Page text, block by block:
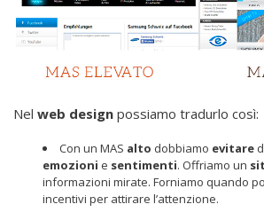
Nel web design possiamo tradurlo così:
Con un MAS alto dobbiamo evitare
emozioni e sentimenti. Offriamo un
informazioni mirate. Forniamo quando
incentivi per attirare l’attenzione.